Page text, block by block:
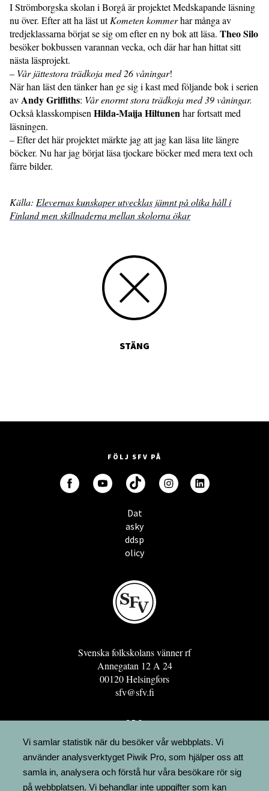
I Strömborgska skolan i Borgå är projektet Medskapande läsning
nu över. Efter att ha läst utKometen kommerhar många av
tredjeklassarna börjat se sig om efter en ny bok att läsa. Theo Silo
besöker bokbussen varannan vecka, och där har han hittat sitt
nästa läsprojekt.
– Vår jättestora trädkoja med 26 våningar!
När han läst den tänker han ge sig i kast med följande bok i serien
avAndy Griffiths: Vår enormt stora trädkoja med 39 våningar.
Också klasskompisenHilda-Maija Hiltunenhar fortsatt med
läsningen.
– Efter det här projektet märkte jag att jag kan läsa lite längre
böcker. Nu har jag börjat läsa tjockare böcker med mera text och
färre bilder.
Källa: Elevernas kunskaper utvecklas jämnt på olika håll i
Finland men skillnaderna mellan skolorna ökar
STÄNG
FÖLJ SFV PÅ
Dat
asky
ddsp
olicy
Svenska folkskolans vänner rf
Annegatan 12 A 24
00120 Helsingfors
sfv@sfv.fi
GRO
FÖRENINGSRESURSEN
MINNESRUNOR.FI
UPPSLAGSVERKET FINLAND
Vi samlar statistik när du besöker vår webbplats. Vi
använder analysverktyget Piwik Pro, som hjälper oss att
samla in, analysera och förstå hur våra besökare rör sig
på webbplatsen. Vi behandlar inte uppgifter som kan